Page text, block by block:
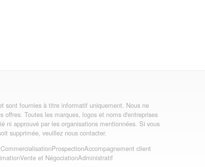
sont fournies à titre informatif uniquement. Nous ne
Toutes les marques, logos et noms d'entreprises
ni approuvé par les organisations mentionnées. Si vous
supprimée, veuillez nous contacter.
CommercialisationProspectionAccompagnement client
Vente et NégociationAdministratif